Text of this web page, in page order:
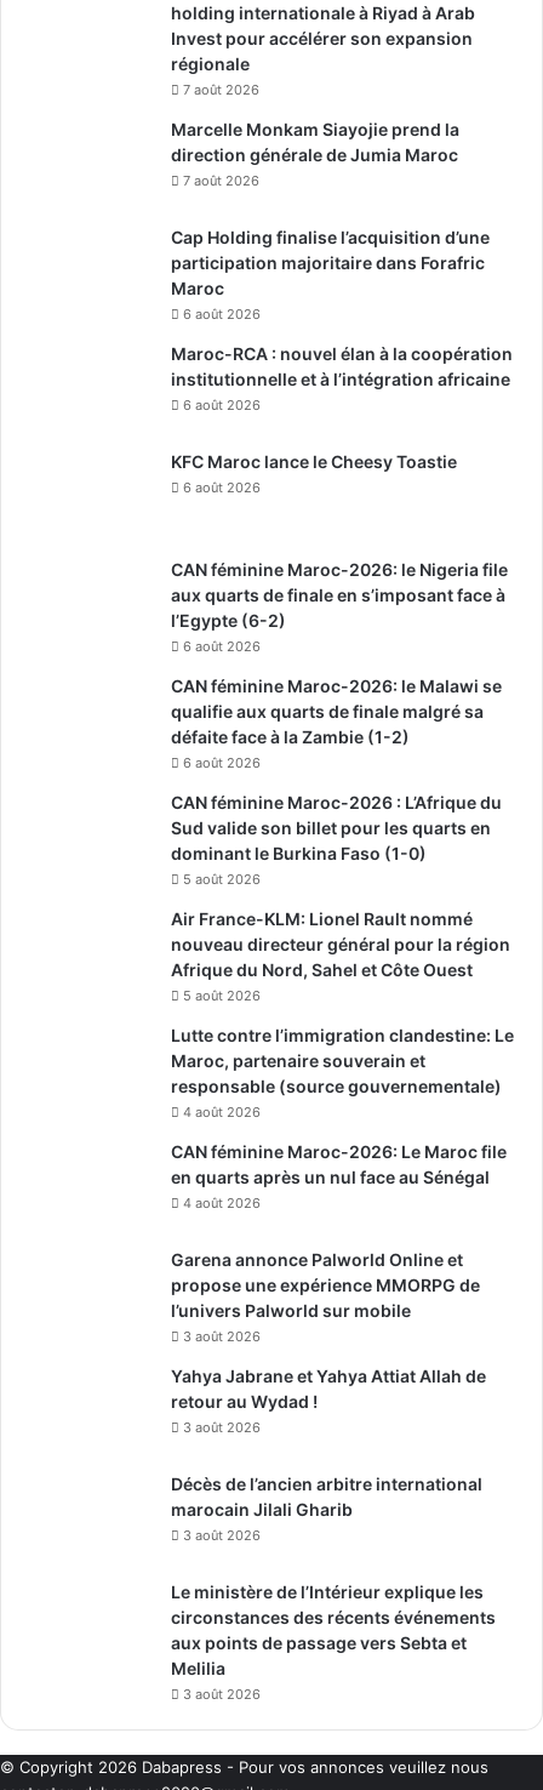
holding internationale à Riyad à Arab
Invest pour accélérer son expansion
régionale
7 août 2026
Marcelle Monkam Siayojie prend la
direction générale de Jumia Maroc
7 août 2026
Cap Holding finalise l’acquisition d’une
participation majoritaire dans Forafric
Maroc
6 août 2026
Maroc-RCA : nouvel élan à la coopération
institutionnelle et à l’intégration africaine
6 août 2026
KFC Maroc lance le Cheesy Toastie
6 août 2026
CAN féminine Maroc-2026: le Nigeria file
aux quarts de finale en s’imposant face à
l’Egypte (6-2)
6 août 2026
CAN féminine Maroc-2026: le Malawi se
qualifie aux quarts de finale malgré sa
défaite face à la Zambie (1-2)
6 août 2026
CAN féminine Maroc-2026 : L’Afrique du
Sud valide son billet pour les quarts en
dominant le Burkina Faso (1-0)
5 août 2026
Air France-KLM: Lionel Rault nommé
nouveau directeur général pour la région
Afrique du Nord, Sahel et Côte Ouest
5 août 2026
Lutte contre l’immigration clandestine: Le
Maroc, partenaire souverain et
responsable (source gouvernementale)
4 août 2026
CAN féminine Maroc-2026: Le Maroc file
en quarts après un nul face au Sénégal
4 août 2026
Garena annonce Palworld Online et
propose une expérience MMORPG de
l’univers Palworld sur mobile
3 août 2026
Yahya Jabrane et Yahya Attiat Allah de
retour au Wydad !
3 août 2026
Décès de l’ancien arbitre international
marocain Jilali Gharib
3 août 2026
Le ministère de l’Intérieur explique les
circonstances des récents événements
aux points de passage vers Sebta et
Melilia
3 août 2026
© Copyright 2026 Dabapress - Pour vos annonces veuillez nous